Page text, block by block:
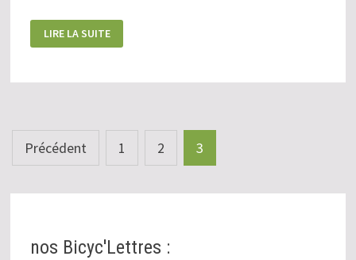
A
VÉLO
27
LIRE LA SUITE
Pagination
des
Précédent 1 2 3
nos Bicyc'Lettres :